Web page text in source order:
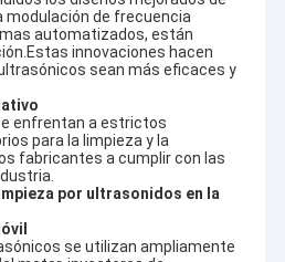
modulación de frecuencia
automatizados, están
innovaciones hacen
sean más eficaces y
enfrentan a estrictos
para la limpieza y la
fabricantes a cumplir con las
por ultrasonidos en la
se utilizan ampliamente